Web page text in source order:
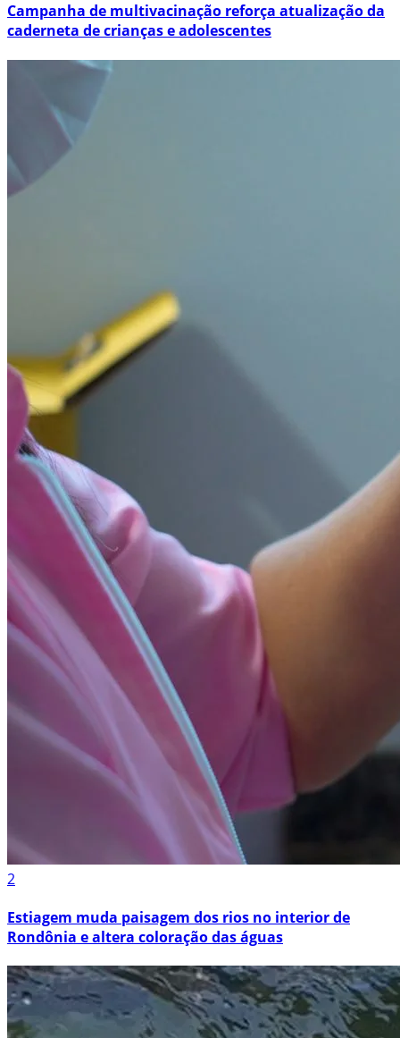
Campanha de multivacinação reforça atualização da
caderneta de crianças e adolescentes
2
Estiagem muda paisagem dos rios no interior de
Rondônia e altera coloração das águas